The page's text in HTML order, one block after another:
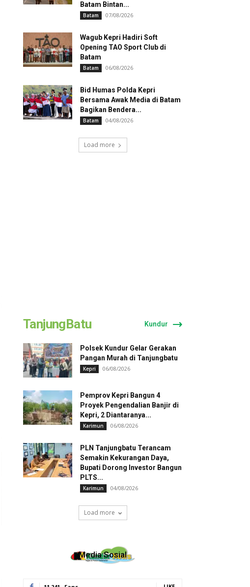
Batam Bintan...
Batam 07/08/2026
Wagub Kepri Hadiri Soft
Opening TAO Sport Club di
Batam
Batam 06/08/2026
Bid Humas Polda Kepri
Bersama Awak Media di Batam
Bagikan Bendera...
Batam 04/08/2026
Load more
TanjungBatu Kundur
Polsek Kundur Gelar Gerakan
Pangan Murah di Tanjungbatu
Kepri 06/08/2026
Pemprov Kepri Bangun 4
Proyek Pengendalian Banjir di
Kepri, 2 Diantaranya...
Karimun 06/08/2026
PLN Tanjungbatu Terancam
Semakin Kekurangan Daya,
Bupati Dorong Investor Bangun
PLTS...
Karimun 04/08/2026
Load more
Media Sosial